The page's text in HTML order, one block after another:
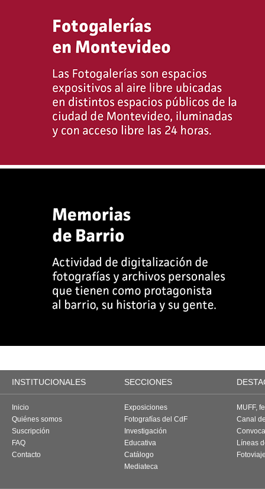
INSTITUCIONALES SECCIONES
Inicio
Quiénes somos
Suscripción
FAQ
Contacto
Exposiciones
Fotografías del CdF
Investigación
Educativa
Catálogo
Mediateca
MUFF,
Canal
Líneas